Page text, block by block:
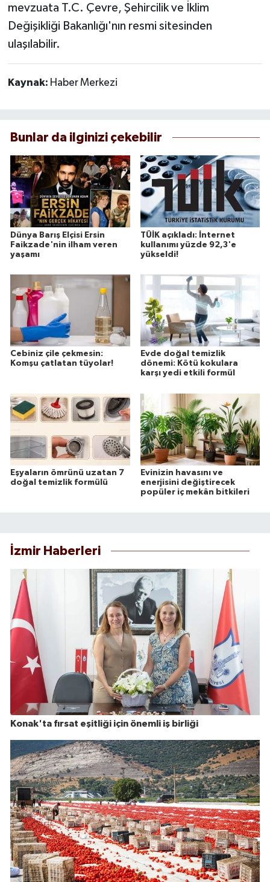
mevzuata T.C. Çevre, Şehircilik ve İklim
Değişikliği Bakanlığı'nın resmi sitesinden
ulaşılabilir.
Kaynak: Haber Merkezi
Bunlar da ilginizi çekebilir
Dünya Barış Elçisi Ersin
Faikzade'nin ilham veren
yaşamı
TÜİK açıkladı: İnternet
kullanımı yüzde 92,3'e
yükseldi!
Cebiniz çile çekmesin:
Komşu çatlatan tüyolar!
Evde doğal temizlik
dönemi: Kötü kokulara
karşı yedi etkili formül
Eşyaların ömrünü uzatan 7
doğal temizlik formülü
Evinizin havasını ve
enerjisini değiştirecek
popüler iç mekân bitkileri
İzmir Haberleri
Konak'ta fırsat eşitliği için önemli iş birliği